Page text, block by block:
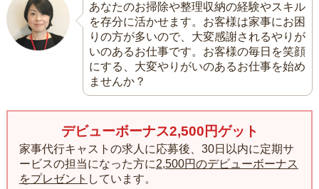
あなたのお掃除や整理収納の経験やスキル
を存分に活かせます。お客様は家事にお困
りの方が多いので、大変感謝されるやりが
いのあるお仕事です。お客様の毎日を笑顔
にする、大変やりがいのあるお仕事を始め
ませんか？
デビューボーナス2,500円ゲット
家事代行キャストの求人に応募後、30日以内に定期サ
ービスの担当になった方に2,500円のデビューボーナス
をプレゼント しています。